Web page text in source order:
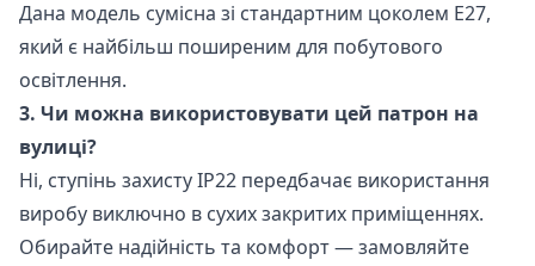
Дана модель сумісна зі стандартним цоколем E27,
який є найбільш поширеним для побутового
освітлення.
3. Чи можна використовувати цей патрон на
вулиці?
Ні, ступінь захисту IP22 передбачає використання
виробу виключно в сухих закритих приміщеннях.
Обирайте надійність та комфорт — замовляйте